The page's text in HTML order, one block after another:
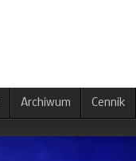
Archiwum Cennik